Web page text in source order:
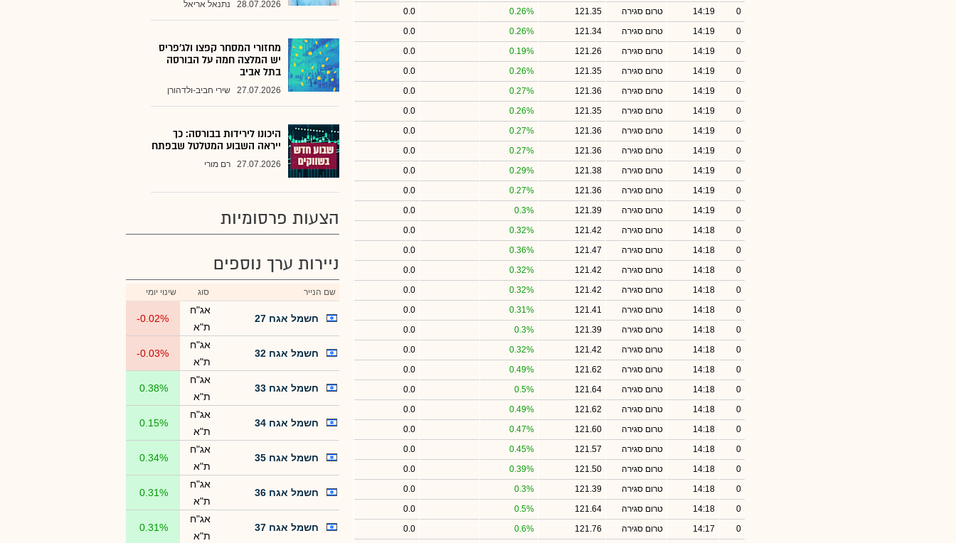
0
14:19 טרום סגירה 121.35
0.26%
0.0
0
14:19 טרום סגירה 121.34
0.26%
0.0
0
14:19 טרום סגירה 121.26
0.19%
0.0
0
14:19 טרום סגירה 121.35
0.26%
0.0
0
14:19 טרום סגירה 121.36
0.27%
0.0
0
14:19 טרום סגירה 121.35
0.26%
0.0
0
14:19 טרום סגירה 121.36
0.27%
0.0
0
14:19 טרום סגירה 121.36
0.27%
0.0
0
14:19 טרום סגירה 121.38
0.29%
0.0
0
14:19 טרום סגירה 121.36
0.27%
0.0
0
14:19 טרום סגירה 121.39
0.3%
0.0
0
14:18 טרום סגירה 121.42
0.32%
0.0
0
14:18 טרום סגירה 121.47
0.36%
0.0
0
14:18 טרום סגירה 121.42
0.32%
0.0
0
14:18 טרום סגירה 121.42
0.32%
0.0
0
14:18 טרום סגירה 121.41
0.31%
0.0
0
14:18 טרום סגירה 121.39
0.3%
0.0
0
14:18 טרום סגירה 121.42
0.32%
0.0
0
14:18 טרום סגירה 121.62
0.49%
0.0
0
14:18 טרום סגירה 121.64
0.5%
0.0
0
14:18 טרום סגירה 121.62
0.49%
0.0
0
14:18 טרום סגירה 121.60
0.47%
0.0
0
14:18 טרום סגירה 121.57
0.45%
0.0
0
14:18 טרום סגירה 121.50
0.39%
0.0
0
14:18 טרום סגירה 121.39
0.3%
0.0
0
14:18 טרום סגירה 121.64
0.5%
0.0
0
14:17 טרום סגירה 121.76
0.6%
0.0
28.07.2026 נתנאל אריאל
מחזורי המסחר קפצו ולג'פריס
יש המלצה חמה על הבורסה
בתל אביב
27.07.2026 שירי חביב-ולדהורן
היכונו לירידות בבורסה: כך
ייראה השבוע המטלטל שבפתח
27.07.2026 רם מורי
הצעות פרסומיות
ניירות ערך נוספים
שם הנייר סוג שינוי יומי
חשמל אגח 27
אג"ח
ת"א
-0.02%
חשמל אגח 32
אג"ח
ת"א
-0.03%
חשמל אגח 33
אג"ח
ת"א
0.38%
חשמל אגח 34
אג"ח
ת"א
0.15%
חשמל אגח 35
אג"ח
ת"א
0.34%
חשמל אגח 36
אג"ח
ת"א
0.31%
חשמל אגח 37
אג"ח
ת"א
0.31%